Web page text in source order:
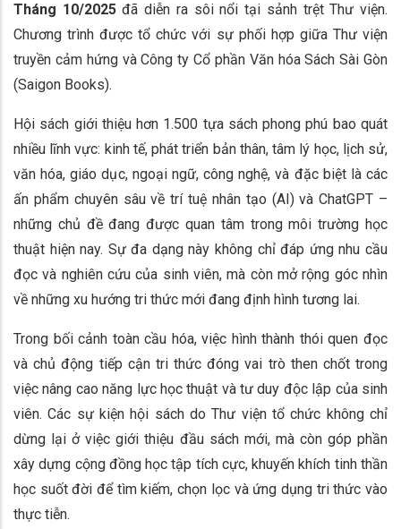
Tháng 10/2025đã diễn ra sôi nổi tại sảnh trệt Thư viện.
Chương trình được tổ chức với sự phối hợp giữa Thư viện
truyền cảm hứng và Công ty Cổ phần Văn hóa Sách Sài Gòn
(Saigon Books).
Hội sách giới thiệu hơn 1.500 tựa sách phong phú bao quát
nhiều lĩnh vực: kinh tế, phát triển bản thân, tâm lý học, lịch sử,
văn hóa, giáo dục, ngoại ngữ, công nghệ, và đặc biệt là các
ấn phẩm chuyên sâu về trí tuệ nhân tạo (AI) và ChatGPT –
những chủ đề đang được quan tâm trong môi trường học
thuật hiện nay. Sự đa dạng này không chỉ đáp ứng nhu cầu
đọc và nghiên cứu của sinh viên, mà còn mở rộng góc nhìn
về những xu hướng tri thức mới đang định hình tương lai.
Trong bối cảnh toàn cầu hóa, việc hình thành thói quen đọc
và chủ động tiếp cận tri thức đóng vai trò then chốt trong
việc nâng cao năng lực học thuật và tư duy độc lập của sinh
viên. Các sự kiện hội sách do Thư viện tổ chức không chỉ
dừng lại ở việc giới thiệu đầu sách mới, mà còn góp phần
xây dựng cộng đồng học tập tích cực, khuyến khích tinh thần
học suốt đời để tìm kiếm, chọn lọc và ứng dụng tri thức vào
thực tiễn.